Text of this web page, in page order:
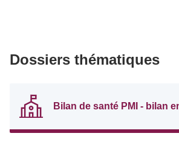
Dossiers thématiques
Bilan de santé PMI - bilan